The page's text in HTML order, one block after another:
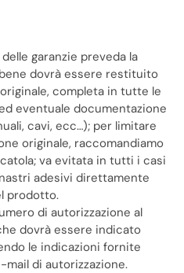
garanzie preveda la
dovrà essere restituito
completa in tutte le
eventuale documentazione
cavi, ecc…); per limitare
originale, raccomandiamo
va evitata in tutti i casi
adesivi direttamente
prodotto.
di autorizzazione al
dovrà essere indicato
le indicazioni fornite
di autorizzazione.